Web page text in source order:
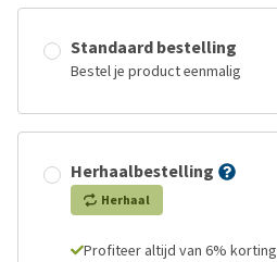
Standaard bestelling
Bestel je product eenmalig
Herhaalbestelling
Herhaal
Profiteer altijd van 6% korting